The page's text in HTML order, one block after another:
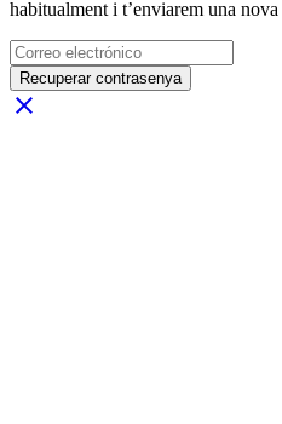
habitualment i t’enviarem una nova
Recuperar contrasenya
close